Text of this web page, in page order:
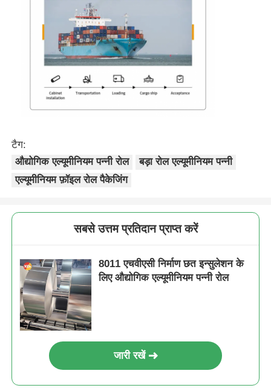
टैग:
औद्योगिक एल्यूमीनियम पन्नी रोल
बड़ा रोल एल्यूमीनियम पन्नी
एल्यूमीनियम फ़ॉइल रोल पैकेजिंग
सबसे उत्तम प्रतिदान प्राप्त करें
8011 एचवीएसी निर्माण छत इन्सुलेशन के
लिए औद्योगिक एल्यूमीनियम पन्नी रोल
जारी रखें